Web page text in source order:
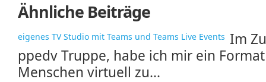
Ähnliche Beiträge
eigenes TV Studio mit Teams und Teams Live Events Im
ppedv Truppe, habe ich mir ein
Menschen virtuell zu...